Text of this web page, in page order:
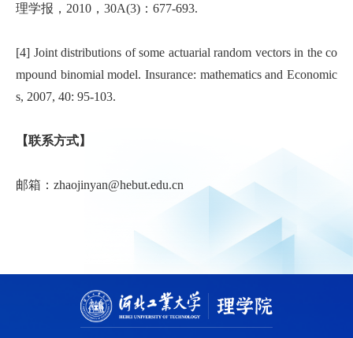
理学报，2010，30A(3)：677-693.
[4] Joint distributions of some actuarial random vectors in the co
mpound binomial model. Insurance: mathematics and Economic
s, 2007, 40: 95-103.
【联系方式】
邮箱：zhaojinyan@hebut.edu.cn